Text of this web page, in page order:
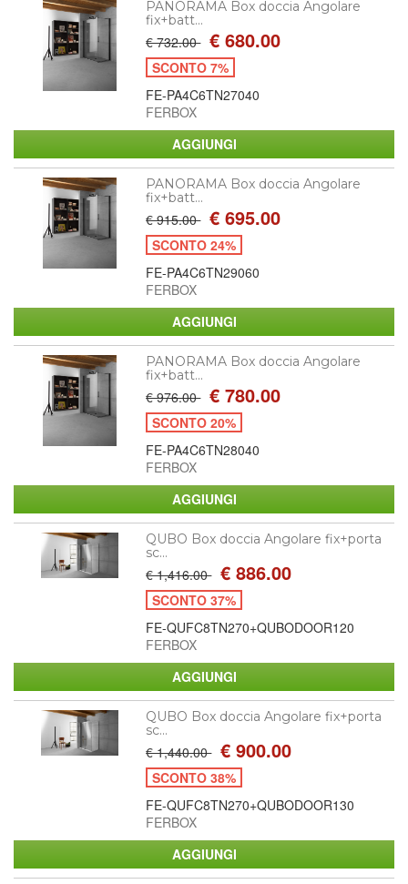
PANORAMA Box doccia Angolare
fix+batt...
€ 732.00 € 680.00
SCONTO 7%
FE-PA4C6TN27040
FERBOX
PANORAMA Box doccia Angolare
fix+batt...
€ 915.00 € 695.00
SCONTO 24%
FE-PA4C6TN29060
FERBOX
PANORAMA Box doccia Angolare
fix+batt...
€ 976.00 € 780.00
SCONTO 20%
FE-PA4C6TN28040
FERBOX
QUBO Box doccia Angolare fix+porta
sc...
€ 1,416.00 € 886.00
SCONTO 37%
FE-QUFC8TN270+QUBODOOR120
FERBOX
QUBO Box doccia Angolare fix+porta
sc...
€ 1,440.00 € 900.00
SCONTO 38%
FE-QUFC8TN270+QUBODOOR130
FERBOX